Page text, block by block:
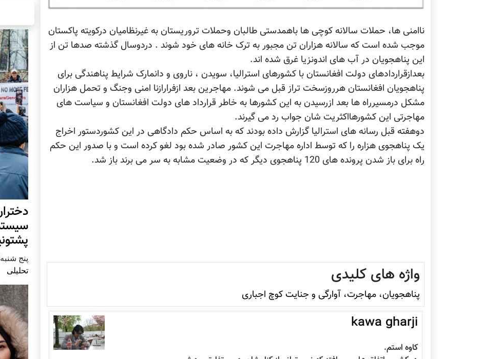
ناامنی ها، حملات سالانه کوچی ها باهمدستی طالبان وحملات تروریستان به غیرنظامیان درکویته پاکستان
موجب شده است که سالانه هزاران تن مجبور به ترک خانه های خود شوند . دردوسال گذشته صدها تن از
این پناهجویان در آب های اندونزیا غرق شده اند.
بعدازقراردادهای دولت افغانستان با کشورهای استرالیا، سویدن ، ناروی و دانمارک شرایط پناهندگی برای
پناهجویان افغانستان هرروزسخت تراز قبل می شوند. مهاجرین بعد ازفرارازنا امنی وجنگ و تحمل هزاران
مشکل درمسیرراه ها بعد ازرسیدن به این کشورها به خاطر قرارداد های دولت افغانستان و سیاست های
مهاجرتی این کشورهااکثریت شان جواب رد می گیرند.
دوهفته قبل رسانه های استرالیا گزارش داده بودند که به اساس حکم دادگاهی در این کشوردستور اخراج
یک پناهجوی هزاره را که توسط اداره مهاجرت این کشور صادر شده بود لغو کرده است و با صدور این حکم
راه برای باز شدن پرونده های 120 پناهجوی دیگر که در وضعیت مشابه به سر می برند باز شد.
واژه های کلیدی
پناهجویان، مهاجرت، آوارگی و جنایت کوچ اجباری
kawa gharji
کاوه استم.
پنج شنبه25 جنوری 2024
تحلیلی